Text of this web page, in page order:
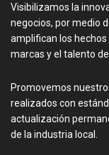
Visibilizamos la
negocios, por medio
amplifican los
marcas y el talento
Promovemos
realizados con
actualización
de la industria local.